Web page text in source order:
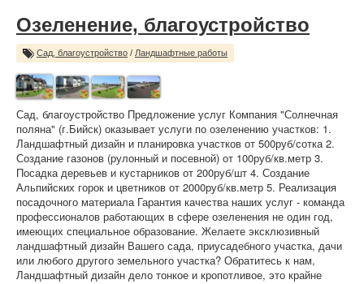
Озеленение, благоустройство
Сад, благоустройство / Ландшафтные работы
Сад, благоустройство Предложение услуг Компания "Солнечная
поляна" (г.Бийск) оказывает услуги по озеленению участков: 1.
Ландшафтный дизайн и планировка участков от 500руб/сотка 2.
Создание газонов (рулонный и посевной) от 100руб/кв.метр 3.
Посадка деревьев и кустарников от 200руб/шт 4. Создание
Альпийских горок и цветников от 2000руб/кв.метр 5. Реализация
посадочного материала Гарантия качества наших услуг - команда
профессионалов работающих в сфере озеленения не один год,
имеющих специальное образование. Желаете эксклюзивный
ландшафтный дизайн Вашего сада, приусадебного участка, дачи
или любого другого земельного участка? Обратитесь к нам,
Ландшафтный дизайн дело тонкое и кропотливое, это крайне